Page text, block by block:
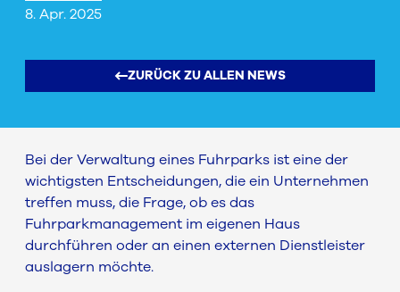
8. Apr. 2025
ZURÜCK ZU ALLEN NEWS
Bei der Verwaltung eines Fuhrparks ist eine der
wichtigsten Entscheidungen, die ein Unternehmen
treffen muss, die Frage, ob es das
Fuhrparkmanagement im eigenen Haus
durchführen oder an einen externen Dienstleister
auslagern möchte.